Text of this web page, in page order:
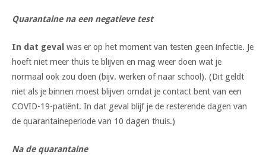
Quarantaine na een negatieve test
In dat geval was er op het moment van testen geen infectie. Je
hoeft niet meer thuis te blijven en mag weer doen wat je
normaal ook zou doen (bijv. werken of naar school). (Dit geldt
niet als je binnen moest blijven omdat je contact bent van een
COVID-19-patiënt. In dat geval blijf je de resterende dagen van
de quarantaineperiode van 10 dagen thuis.)
Na de quarantaine